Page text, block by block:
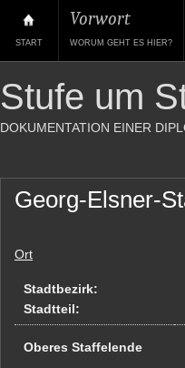
START
Vorwort
WORUM GEHT ES HIER?
Stufe um
DOKUMENTATION EINER
Georg-Elsner-
Ort
Stadtbezirk:
Stadtteil:
Oberes Staffelende